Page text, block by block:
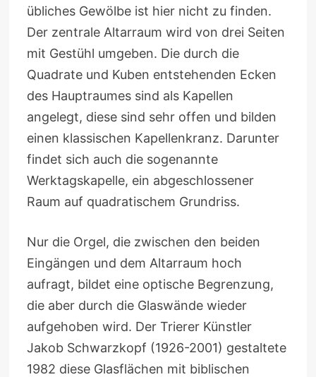
übliches Gewölbe ist hier nicht zu finden.
Der zentrale Altarraum wird von drei Seiten
mit Gestühl umgeben. Die durch die
Quadrate und Kuben entstehenden Ecken
des Hauptraumes sind als Kapellen
angelegt, diese sind sehr offen und bilden
einen klassischen Kapellenkranz. Darunter
findet sich auch die sogenannte
Werktagskapelle, ein abgeschlossener
Raum auf quadratischem Grundriss.
Nur die Orgel, die zwischen den beiden
Eingängen und dem Altarraum hoch
aufragt, bildet eine optische Begrenzung,
die aber durch die Glaswände wieder
aufgehoben wird. Der Trierer Künstler
Jakob Schwarzkopf (1926-2001) gestaltete
1982 diese Glasflächen mit biblischen